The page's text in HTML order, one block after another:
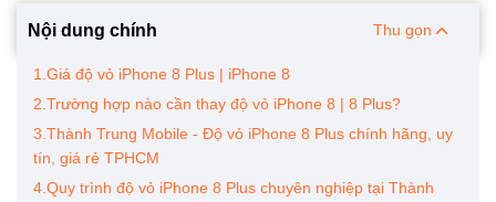
Nội dung chính Thu gọn
1.Giá độ vỏ iPhone 8 Plus | iPhone 8
2.Trường hợp nào cần thay độ vỏ iPhone 8 | 8 Plus?
3.Thành Trung Mobile - Độ vỏ iPhone 8 Plus chính hãng, uy
tín, giá rẻ TPHCM
4.Quy trình độ vỏ iPhone 8 Plus chuyên nghiệp tại Thành